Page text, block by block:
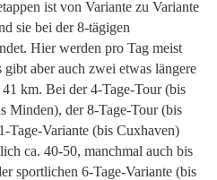
ist von Variante zu Variante
sie bei der 8-tägigen
Hier werden pro Tag meist
aber auch zwei etwas längere
km. Bei der 4-Tage-Tour (bis
Minden), der 8-Tage-Tour (bis
Tage-Variante (bis Cuxhaven)
ca. 40-50, manchmal auch bis
sportlichen 6-Tage-Variante (bis